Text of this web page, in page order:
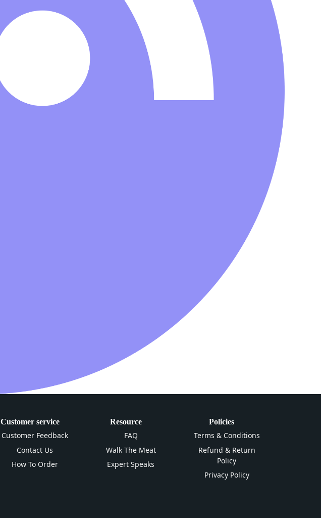
Customer service
Customer Feedback
Contact Us
How To Order
Resource
FAQ
Walk The Meat
Expert Speaks
Policies
Terms & Conditions
Refund & Return
Policy
Privacy Policy